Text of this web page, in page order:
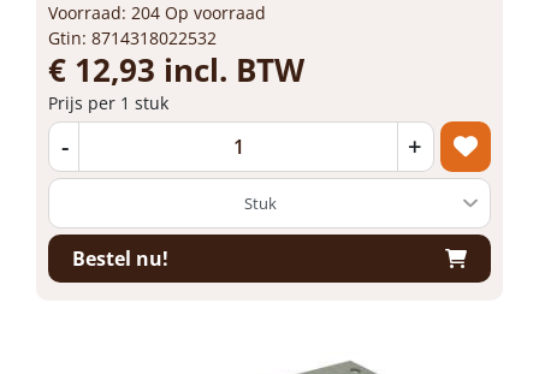
Voorraad: 204 Op voorraad
Gtin: 8714318022532
€ 12,93 incl. BTW
Prijs per 1 stuk
- +
Bestel nu!